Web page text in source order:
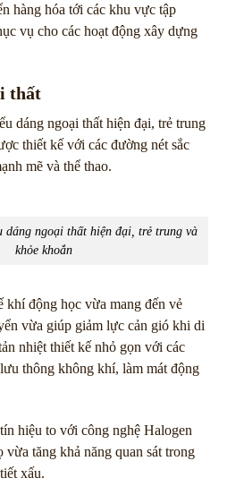
hàng hóa tới các khu vực tập
vụ cho các hoạt động xây dựng
thất
dáng ngoại thất hiện đại, trẻ trung
thiết kế với các đường nét sắc
mẽ và thể thao.
dáng ngoại thất hiện đại, trẻ trung và
khỏe khoắn
động học vừa mang đến vẻ
vừa giúp giảm lực cản gió khi di
nhiệt thiết kế nhỏ gọn với các
thông không khí, làm mát động
hiệu to với công nghệ Halogen
tăng khả năng quan sát trong
xấu.